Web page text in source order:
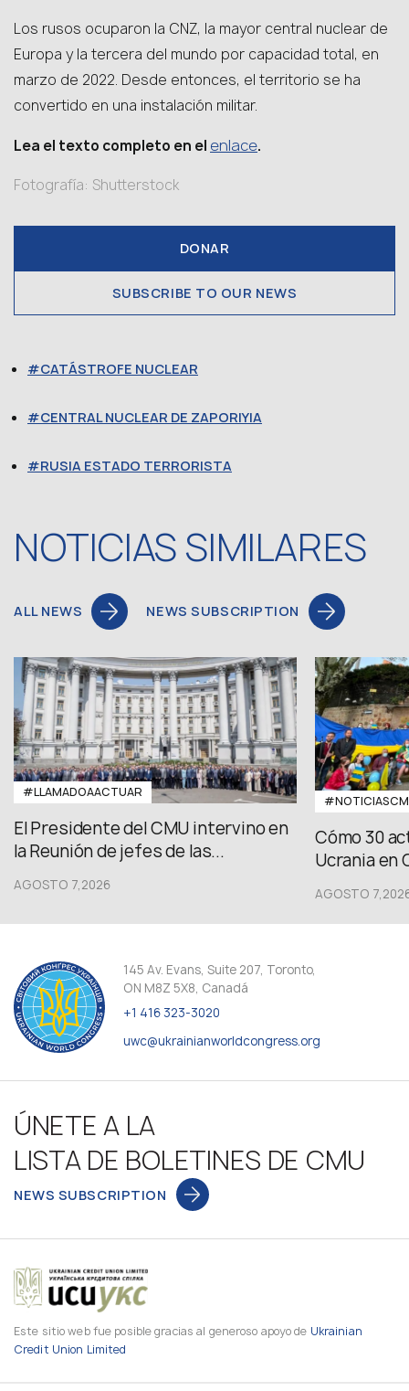
Los rusos ocuparon la CNZ, la mayor central nuclear de
Europa y la tercera del mundo por capacidad total, en
marzo de 2022. Desde entonces, el territorio se ha
convertido en una instalación militar.
Lea el texto completo en el enlace.
Fotografía: Shutterstock
DONAR
SUBSCRIBE TO OUR NEWS
CATÁSTROFE NUCLEAR
CENTRAL NUCLEAR DE ZAPORIYIA
RUSIA ESTADO TERRORISTA
NOTICIAS SIMILARES
ALL NEWS NEWS SUBSCRIPTION
#LLAMADOAACTUAR
El Presidente del CMU intervino en
la Reunión de jefes de las...
AGOSTO 7,2026
Cómo 30
Ucrania en
AGOSTO
145 Av. Evans, Suite 207, Toronto,
ON M8Z 5X8, Canadá
+1 416 323-3020
uwc@ukrainianworldcongress.org
ÚNETE A LA
LISTA DE BOLETINES DE CMU
NEWS SUBSCRIPTION
Este sitio web fue posible gracias al generoso apoyo de Ukrainian
Credit Union Limited